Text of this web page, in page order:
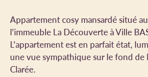
Appartement cosy mansardé situé
l'immeuble La Découverte à Ville
L'appartement est en parfait état,
une vue sympathique sur le fond de
Clarée.